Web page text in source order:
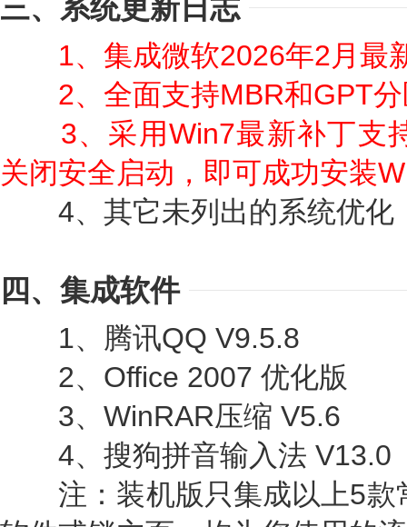
三、系统更新日志
1、集成微软2026年2月最
2、全面支持MBR和GPT
3、采用Win7最新补丁支
关闭安全启动，即可成功安装
4、其它未列出的系统优化
四、集成软件
1、腾讯QQ V9.5.8
2、Office 2007 优化版
3、WinRAR压缩 V5.6
4、搜狗拼音输入法 V13.0
注：装机版只集成以上5款